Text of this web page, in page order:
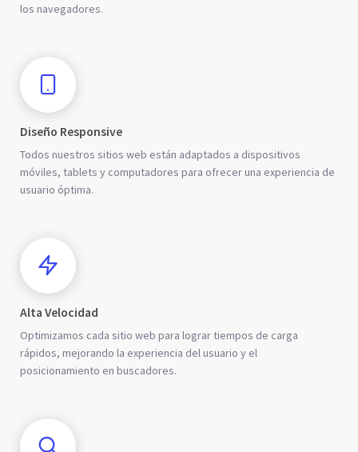
los navegadores.
Diseño Responsive
Todos nuestros sitios web están adaptados a dispositivos
móviles, tablets y computadores para ofrecer una experiencia de
usuario óptima.
Alta Velocidad
Optimizamos cada sitio web para lograr tiempos de carga
rápidos, mejorando la experiencia del usuario y el
posicionamiento en buscadores.